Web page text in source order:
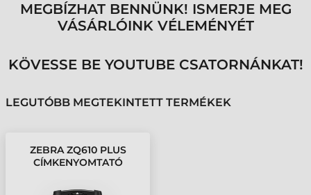
MEGBÍZHAT BENNÜNK! ISMERJE MEG
VÁSÁRLÓINK VÉLEMÉNYÉT
KÖVESSE BE YOUTUBE CSATORNÁNKAT!
LEGUTÓBB MEGTEKINTETT TERMÉKEK
ZEBRA ZQ610 PLUS
CÍMKENYOMTATÓ